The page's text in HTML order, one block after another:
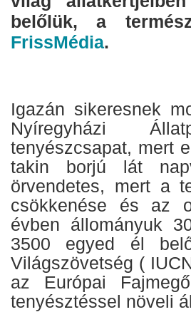
belőlük, a
FrissMédia.
Igazán sikeresnek
Nyíregyházi
tenyészcsapat, mert
takin borjú lát
örvendetes, mert a
csökkenése és az
évben állományuk
3500 egyed él
Világszövetség (
az Európai
tenyésztéssel növeli